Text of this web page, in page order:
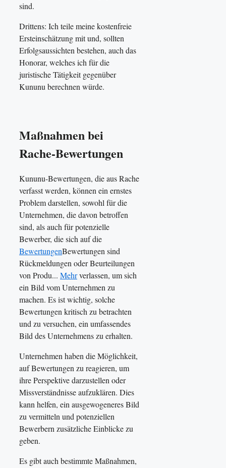
sind.
Drittens: Ich teile meine kostenfreie
Ersteinschätzung mit und, sollten
Erfolgsaussichten bestehen, auch das
Honorar, welches ich für die
juristische Tätigkeit gegenüber
Kununu berechnen würde.
Maßnahmen bei
Rache-Bewertungen
Kununu-Bewertungen, die aus Rache
verfasst werden, können ein ernstes
Problem darstellen, sowohl für die
Unternehmen, die davon betroffen
sind, als auch für potenzielle
Bewerber, die sich auf die
BewertungenBewertungen sind
Rückmeldungen oder Beurteilungen
von Produ... Mehrverlassen, um sich
ein Bild vom Unternehmen zu
machen. Es ist wichtig, solche
Bewertungen kritisch zu betrachten
und zu versuchen, ein umfassendes
Bild des Unternehmens zu erhalten.
Unternehmen haben die Möglichkeit,
auf Bewertungen zu reagieren, um
ihre Perspektive darzustellen oder
Missverständnisse aufzuklären. Dies
kann helfen, ein ausgewogeneres Bild
zu vermitteln und potenziellen
Bewerbern zusätzliche Einblicke zu
geben.
Es gibt auch bestimmte Maßnahmen,